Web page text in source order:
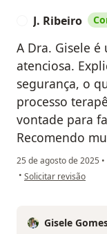
J. Ribeiro
A Dra. Gisele
atenciosa.
segurança, o
processo
vontade para
Recomendo
25 de agosto de 2025 •
• na opinião do
Solicitar revisão
Gisele